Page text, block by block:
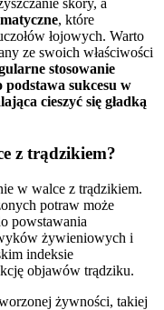
skóry, a
, które
łojowych. Warto
ze swoich właściwości
stosowanie
sukcesu w
cieszyć się gładką
z trądzikiem?
w walce z trądzikiem.
potraw może
powstawania
żywieniowych i
indeksie
objawów trądziku.
żywności, takiej